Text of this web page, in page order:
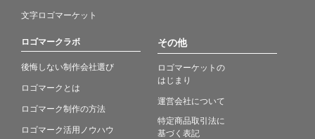
文字ロゴマーケット
ロゴマークラボ
後悔しない制作会社選び
ロゴマークとは
ロゴマーク制作の方法
ロゴマーク活用ノウハウ
その他
ロゴマーケットの
はじまり
運営会社について
特定商品取引法に
基づく表記